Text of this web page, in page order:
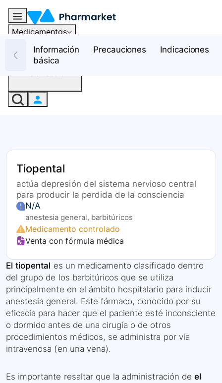
Medicamentos
RecursosInformación
básica
Precauciones Indicaciones
Tiopental
actúa depresión del sistema nervioso central
para producir la perdida de la consciencia
N/A
anestesia general, barbitúricos
Medicamento controlado
Venta con fórmula médica
El tiopental es un medicamento clasificado dentro
del grupo de los barbitúricos que se utiliza
principalmente en el ámbito hospitalario para inducir
anestesia general. Este fármaco, conocido por su
eficacia para hacer que el paciente esté inconsciente
o dormido antes de una cirugía o de otros
procedimientos médicos, se administra por vía
intravenosa (en una vena).
Es importante resaltar que la administración de el